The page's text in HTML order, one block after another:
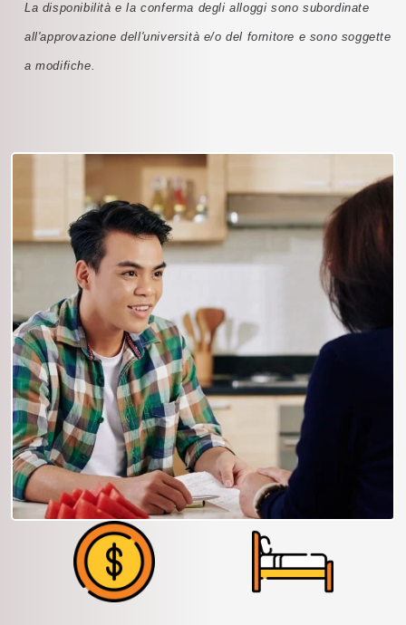
La disponibilità e la conferma degli alloggi sono subordinate
all'approvazione dell'università e/o del fornitore e sono soggette
a modifiche.